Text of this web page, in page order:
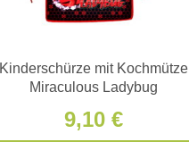
Kinderschürze mit Kochmütze
Miraculous Ladybug
9,10 €